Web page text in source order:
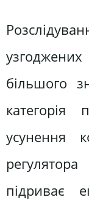
більшого
категорія
усунення
підриває